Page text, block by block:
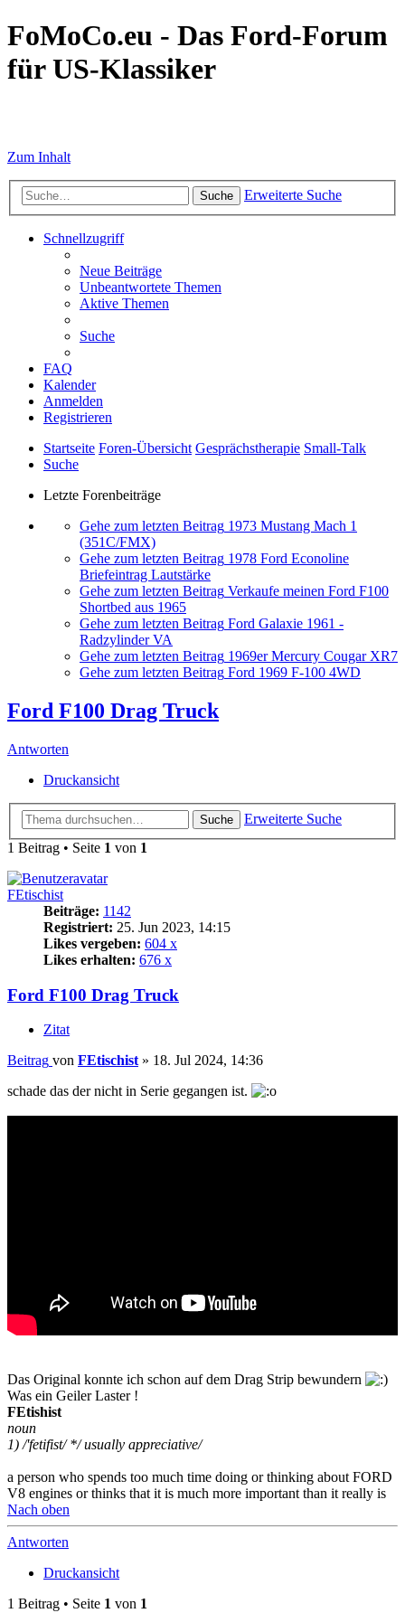
FoMoCo.eu - Das Ford-Forum
für US-Klassiker
Zum Inhalt
Suche Erweiterte Suche
Schnellzugriff
Neue Beiträge
Unbeantwortete Themen
Aktive Themen
Suche
FAQ
Kalender
Anmelden
Registrieren
Startseite Foren-Übersicht Gesprächstherapie Small-Talk
Suche
Letzte Forenbeiträge
Gehe zum letzten Beitrag 1973 Mustang Mach 1
(351C/FMX)
Gehe zum letzten Beitrag 1978 Ford Econoline
Briefeintrag Lautstärke
Gehe zum letzten Beitrag Verkaufe meinen Ford F100
Shortbed aus 1965
Gehe zum letzten Beitrag Ford Galaxie 1961 -
Radzylinder VA
Gehe zum letzten Beitrag 1969er Mercury Cougar XR7
Gehe zum letzten Beitrag Ford 1969 F-100 4WD
Ford F100 Drag Truck
Antworten
Druckansicht
Suche
Erweiterte Suche
1 Beitrag • Seite 1 von 1
FEtischist
Beiträge: 1142
Registriert: 25. Jun 2023, 14:15
Likes vergeben: 604 x
Likes erhalten: 676 x
Ford F100 Drag Truck
Zitat
Beitrag von FEtischist » 18. Jul 2024, 14:36
schade das der nicht in Serie gegangen ist.
Das Original konnte ich schon auf dem Drag Strip bewundern
Was ein Geiler Laster !
FEtishist
noun
1) /'fetifist/ */ usually appreciative/
a person who spends too much time doing or thinking about FORD
V8 engines or thinks that it is much more important than it really is
Nach oben
Antworten
Druckansicht
1 Beitrag • Seite 1 von 1